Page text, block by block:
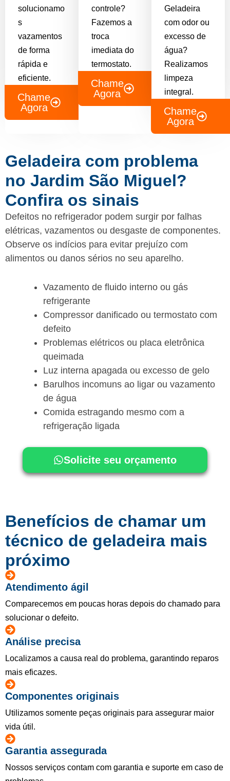
solucionamo
s
vazamentos
de forma
rápida e
eficiente.
Chame
Agora
controle?
Fazemos a
troca
imediata do
termostato.
Chame
Agora
Geladeira
com odor ou
excesso de
água?
Realizamos
limpeza
integral.
Chame
Agora
Geladeira com problema
no Jardim São Miguel?
Confira os sinais
Defeitos no refrigerador podem surgir por falhas
elétricas, vazamentos ou desgaste de componentes.
Observe os indícios para evitar prejuízo com
alimentos ou danos sérios no seu aparelho.
Vazamento de fluido interno ou gás
refrigerante
Compressor danificado ou termostato com
defeito
Problemas elétricos ou placa eletrônica
queimada
Luz interna apagada ou excesso de gelo
Barulhos incomuns ao ligar ou vazamento
de água
Comida estragando mesmo com a
refrigeração ligada
Solicite seu orçamento
Benefícios de chamar um
técnico de geladeira mais
próximo
Atendimento ágil
Comparecemos em poucas horas depois do chamado para
solucionar o defeito.
Análise precisa
Localizamos a causa real do problema, garantindo reparos
mais eficazes.
Componentes originais
Utilizamos somente peças originais para assegurar maior
vida útil.
Garantia assegurada
Nossos serviços contam com garantia e suporte em caso de